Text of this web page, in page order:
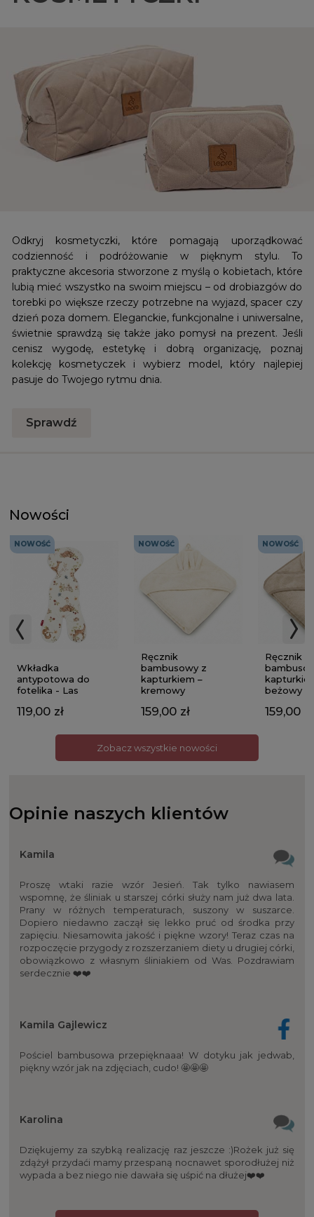
Odkryj kosmetyczki, które pomagają uporządkować
codzienność i podróżowanie w pięknym stylu. To
praktyczne akcesoria stworzone z myślą o kobietach, które
lubią mieć wszystko na swoim miejscu – od drobiazgów do
torebki po większe rzeczy potrzebne na wyjazd, spacer czy
dzień poza domem. Eleganckie, funkcjonalne i uniwersalne,
świetnie sprawdzą się także jako pomysł na prezent. Jeśli
cenisz wygodę, estetykę i dobrą organizację, poznaj
kolekcję kosmetyczek i wybierz model, który najlepiej
pasuje do Twojego rytmu dnia.
Sprawdź
Nowości
NOWOŚĆ
Wkładka
antypotowa do
fotelika - Las
119,00 zł
NOWOŚĆ
Ręcznik
bambusowy z
kapturkiem –
kremowy
159,00 zł
NOWOŚĆ
Ręcznik
beżowy
159,00 zł
Zobacz wszystkie nowości
Opinie naszych klientów
Kamila
Proszę wtaki razie wzór Jesień. Tak tylko nawiasem
wspomnę, że śliniak u starszej córki służy nam już dwa lata.
Prany w różnych temperaturach, suszony w suszarce.
Dopiero niedawno zaczął się lekko pruć od środka przy
zapięciu. Niesamowita jakość i piękne wzory! Teraz czas na
rozpoczęcie przygody z rozszerzaniem diety u drugiej córki,
obowiązkowo z własnym śliniakiem od Was. Pozdrawiam
serdecznie ❤️❤️
Kamila Gajlewicz
Pościel bambusowa przepięknaaa! W dotyku jak jedwab,
piękny wzór jak na zdjęciach, cudo! 🤩🤩🤩
Karolina
Dziękujemy za szybką realizację raz jeszcze :)Rożek już się
zdążył przydaći mamy przespaną nocnawet sporodłużej niż
wypada a bez niego nie dawała się uśpić na dłużej❤️❤️